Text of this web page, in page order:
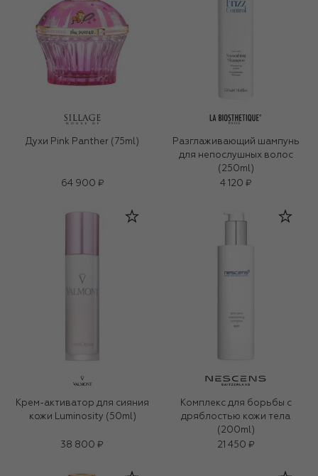
Духи Pink Panther (75ml)
64 900 ₽
Разглаживающий шампунь
для непослушных волос
(250ml)
4 120 ₽
Крем-активатор для сияния
кожи Luminosity (50ml)
38 800 ₽
Комплекс для борьбы с
дряблостью кожи тела
(200ml)
21 450 ₽